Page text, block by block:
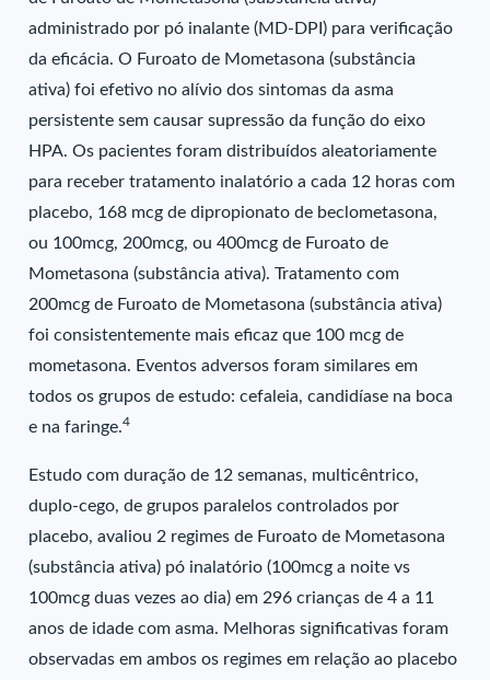
administrado por pó inalante (MD-DPI) para verificação
da eficácia. O Furoato de Mometasona (substância
ativa) foi efetivo no alívio dos sintomas da asma
persistente sem causar supressão da função do eixo
HPA. Os pacientes foram distribuídos aleatoriamente
para receber tratamento inalatório a cada 12 horas com
placebo, 168 mcg de dipropionato de beclometasona,
ou 100mcg, 200mcg, ou 400mcg de Furoato de
Mometasona (substância ativa). Tratamento com
200mcg de Furoato de Mometasona (substância ativa)
foi consistentemente mais eficaz que 100 mcg de
mometasona. Eventos adversos foram similares em
todos os grupos de estudo: cefaleia, candidíase na boca
e na faringe.4
Estudo com duração de 12 semanas, multicêntrico,
duplo-cego, de grupos paralelos controlados por
placebo, avaliou 2 regimes de Furoato de Mometasona
(substância ativa) pó inalatório (100mcg a noite vs
100mcg duas vezes ao dia) em 296 crianças de 4 a 11
anos de idade com asma. Melhoras significativas foram
observadas em ambos os regimes em relação ao placebo